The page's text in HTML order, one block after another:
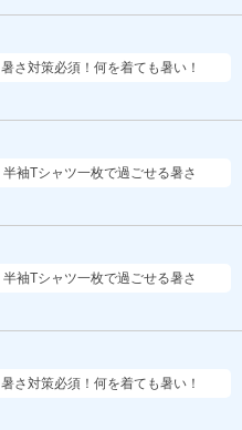
暑さ対策必須！何を着ても暑い！
半袖Tシャツ一枚で過ごせる暑さ
半袖Tシャツ一枚で過ごせる暑さ
暑さ対策必須！何を着ても暑い！